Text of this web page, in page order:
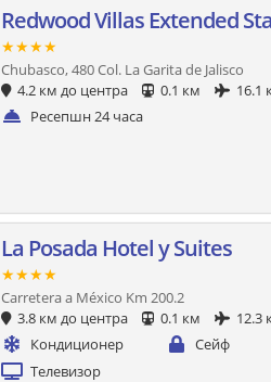
Redwood Villas Extended
★★★★
Chubasco, 480 Col. La Garita de Jalisco
4.2 км до центра
0.1 км
16.1
Ресепшн 24 часа
La Posada Hotel y Suites
★★★★
Carretera a México Km 200.2
3.8 км до центра
0.1 км
12.3
Кондиционер
Сейф
Телевизор